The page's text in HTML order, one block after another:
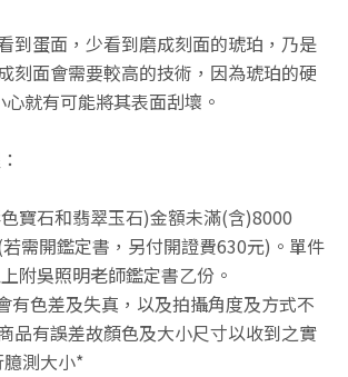
到蛋面，少看到磨成刻面的琥珀，乃是
刻面會需要較高的技術，因為琥珀的硬
就有可能將其表面刮壞。
寶石和翡翠玉石)金額未滿(含)8000
需開鑑定書，另付開證費630元)。單件
附吳照明老師鑑定書乙份。
有色差及失真，以及拍攝角度及方式不
品有誤差故顏色及大小尺寸以收到之實
測大小*